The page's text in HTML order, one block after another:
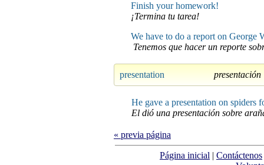
Finish your homework!
¡Termina tu tarea!
We have to do a report on George
Tenemos que hacer un reporte
presentation presentación
He gave a presentation on spiders
El dió una presentación sobre
« previa página
Página inicial | Contáctenos